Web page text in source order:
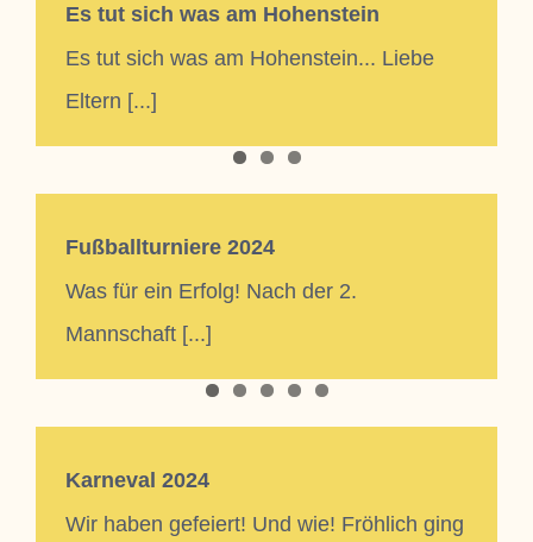
Es tut sich was am Hohenstein
Es tut sich was am Hohenstein... Liebe
Eltern [...]
Fußballturniere 2024
Was für ein Erfolg! Nach der 2.
Mannschaft [...]
Karneval 2024
Wir haben gefeiert! Und wie! Fröhlich ging